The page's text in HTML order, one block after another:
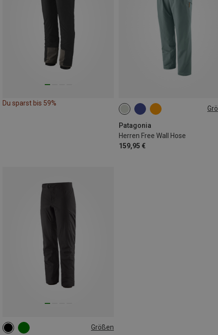
Du sparst bis 59%
Patagonia
Herren Free Wall Hose
159,95 €
XS S M XL
Größen
XS S